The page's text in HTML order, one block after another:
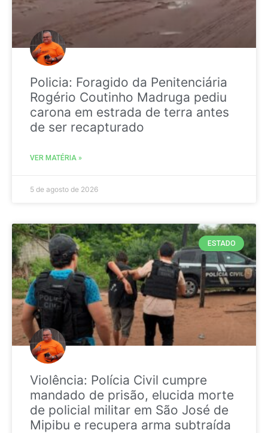
Policia: Foragido da Penitenciária
Rogério Coutinho Madruga pediu
carona em estrada de terra antes
de ser recapturado
VER MATÉRIA »
5 de agosto de 2026
ESTADO
Violência: Polícia Civil cumpre
mandado de prisão, elucida morte
de policial militar em São José de
Mipibu e recupera arma subtraída